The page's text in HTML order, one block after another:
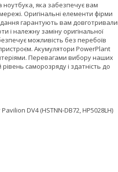
яка забезпечує вам
Оригінальні елементи фірми
гарантують вам
і належну заміну оригінальної
можливість без перебоїв
Акумулятори PowerPlant
Перевагами вибору наших
саморозряду і здатність до
DV4 (HSTNN-DB72, HP5028LH)